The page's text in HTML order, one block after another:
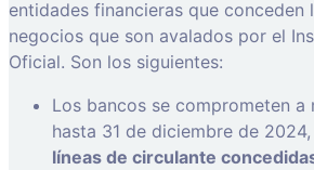
entidades financieras que conceden
negocios que son avalados por el
Oficial. Son los siguientes:
Los bancos se comprometen a
hasta 31 de diciembre de 2024,
líneas de circulante